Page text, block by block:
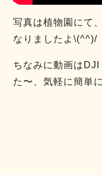
写真は植物園にて
なりましたよ\(^^)/
ちなみに動画は
た〜、気軽に簡単